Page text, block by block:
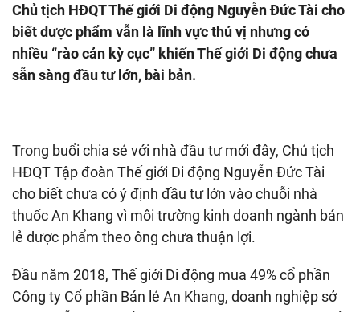
Chủ tịch HĐQT Thế giới Di động Nguyễn Đức Tài cho
biết dược phẩm vẫn là lĩnh vực thú vị nhưng có
nhiều “rào cản kỳ cục” khiến Thế giới Di động chưa
sẵn sàng đầu tư lớn, bài bản.
Trong buổi chia sẻ với nhà đầu tư mới đây, Chủ tịch
HĐQT Tập đoàn Thế giới Di động Nguyễn Đức Tài
cho biết chưa có ý định đầu tư lớn vào chuỗi nhà
thuốc An Khang vì môi trường kinh doanh ngành bán
lẻ dược phẩm theo ông chưa thuận lợi.
Đầu năm 2018, Thế giới Di động mua 49% cổ phần
Công ty Cổ phần Bán lẻ An Khang, doanh nghiệp sở